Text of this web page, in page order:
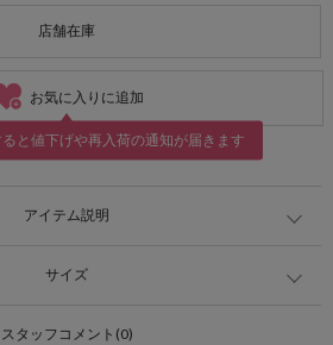
店舗在庫
お気に入りに追加
と値下げや再入荷の通知が届きます
アイテム説明
サイズ
スタッフコメント(0)